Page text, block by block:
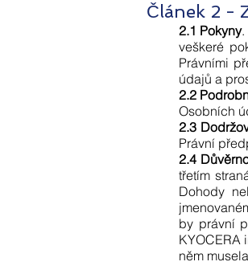
Článek 2 -
2.1 Pokyny.
veškeré
Právními
údajů a
2.2
Osobních
2.3
Právní
2.4
třetím
Dohody
by právní
KYOCERA
něm